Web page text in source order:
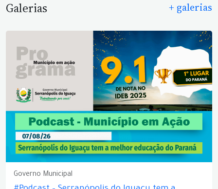
Galerias + galerias
Governo Municipal